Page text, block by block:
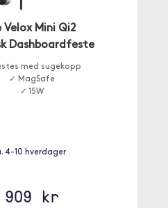
Mini Qi2
Dashboardfeste
med sugekopp
✓ MagSafe
✓ 15W
4-10 hverdager
909 kr